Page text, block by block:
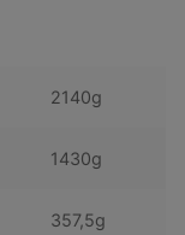
2140g
1430g
357,5g